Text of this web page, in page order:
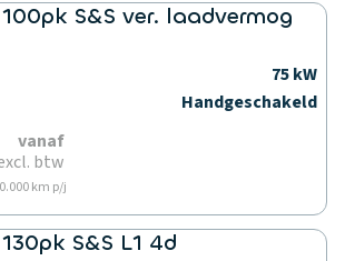
S&S ver. laadvermog
75 kW
Handgeschakeld
vanaf
btw
km p/j
S&S L1 4d